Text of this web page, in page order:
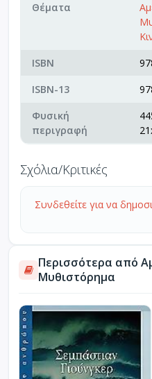
Θέματα
ISBN
ISBN-13
Φυσική
περιγραφή
Σχόλια/Κριτικές
Συνδεθείτε για να
Περισσότερα από
Μυθιστόρημα